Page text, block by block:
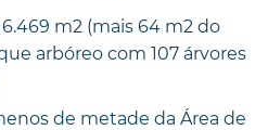
m2 (mais 64 m2 do
arbóreo com 107 árvores
de metade da Área de